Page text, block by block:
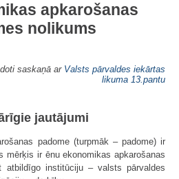
apkarošanas
nolikums
saskaņā ar Valsts pārvaldes iekārtas
likuma 13.pantu
jautājumi
padome (turpmāk – padome) ir
mērķis ir ēnu ekonomikas apkarošanas
atbildīgo institūciju – valsts pārvaldes